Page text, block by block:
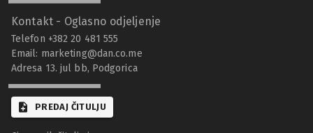
Kontakt - Oglasno odjeljenje
Telefon +382 20 481 555
Email: marketing@dan.co.me
Adresa 13. jul bb, Podgorica
PREDAJ ČITULJU